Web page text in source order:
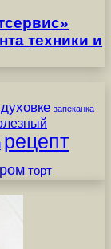
техники и
духовке запеканка
рецепт
торт